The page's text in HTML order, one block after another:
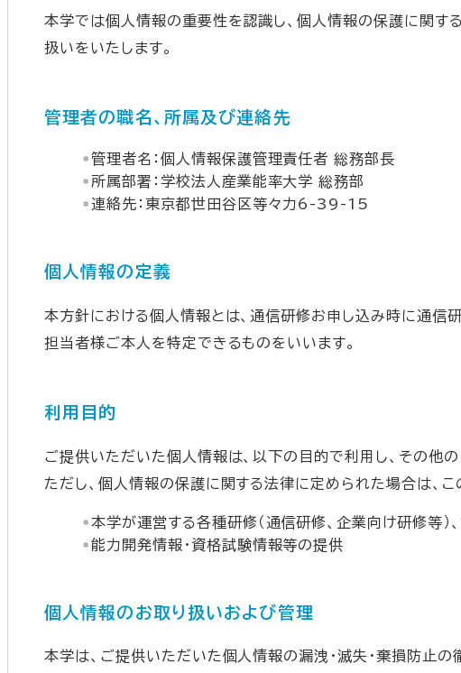
本学では個人情報の重要性を認識し、個人情報の保護に関す
扱いをいたします。
管理者の職名、所属及び連絡先
管理者名：個人情報保護管理責任者 総務部長
所属部署：学校法人産業能率大学 総務部
連絡先：東京都世田谷区等々力6-39-15
個人情報の定義
本方針における個人情報とは、通信研修お申し込み時に通信
担当者様ご本人を特定できるものをいいます。
利用目的
ご提供いただいた個人情報は、以下の目的で利用し、その他の
ただし、個人情報の保護に関する法律に定められた場合は、こ
本学が運営する各種研修（通信研修、企業向け研修等）
能力開発情報・資格試験情報等の提供
個人情報のお取り扱いおよび管理
本学は、ご提供いただいた個人情報の漏洩・滅失・棄損防止